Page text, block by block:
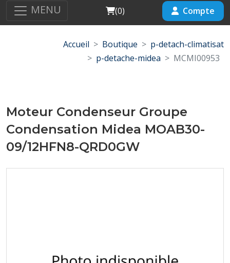
MENU Cart
(0) Compte
Accueil Boutique
p-detach-climatisat
p-detache-midea
MCMI00953
Moteur Condenseur Groupe
Condensation Midea MOAB30-
09/12HFN8-QRD0GW